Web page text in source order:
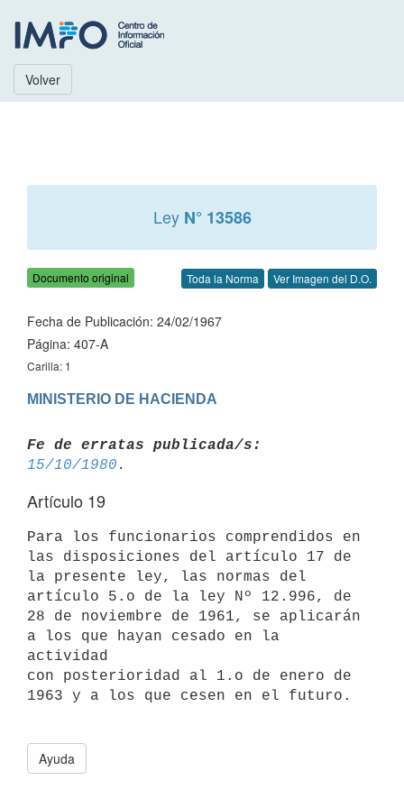
Volver
Ley N° 13586
Documento original Toda la Norma Ver Imagen del D.O.
Fecha de Publicación: 24/02/1967
Página: 407-A
Carilla: 1
MINISTERIO DE HACIENDA
Fe de erratas publicada/s:
15/10/1980
Artículo 19
Para los funcionarios comprendidos en
las disposiciones del artículo 17 de
la presente ley, las normas del
artículo 5.o de la ley Nº 12.996, de
28 de noviembre de 1961, se aplicarán
a los que hayan cesado en la
actividad
con posterioridad al 1.o de enero de
1963 y a los que cesen en el futuro.
Ayuda